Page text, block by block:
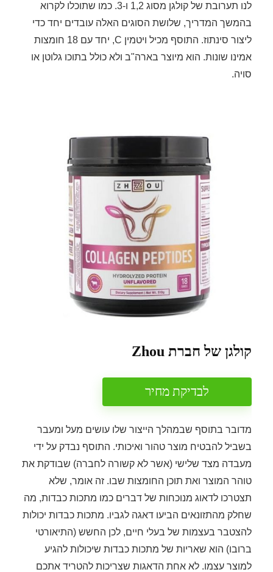
לנו תערובת של קולגן מסוג 1,2 ו-3. כמו שתוכלו לקרוא
בהמשך המדריך, שלושת הסוגים האלה עובדים יחד כדי
ליצור סינתוז. התוסף מכיל ויטמין C, יחד עם 18 חומצות
אמינו שונות. הוא מיוצר בארה"ב ולא כולל בתוכו גלוטן או
סויה.
קולגן של חברת Zhou
לבדיקת מחיר
מדובר בתוסף שבמהלך הייצור שלו עושים מעל ומעבר
בשביל להבטיח מוצר טהור ואיכותי. התוסף נבדק על ידי
מעבדה מצד שלישי (אשר לא קשורה לחברה) שבודקת את
טוהר המוצר ואת תוכן החומצות שבו. זה אומר, שלא
תצטרכו לדאוג מנוכחות של דברים כמו מתכות כבדות, מה
שחלק מהתזונאים הביעו דאגה לגביו. מתכות כבדות יכולות
להצטבר בעצמות של בעלי חיים, לכן החשש (התיאורטי
ברובו) הוא שאריות של מתכות כבדות שיכולות להגיע
למוצר עצמו. לא אחת הדאגות שצריכות להטריד אתכם